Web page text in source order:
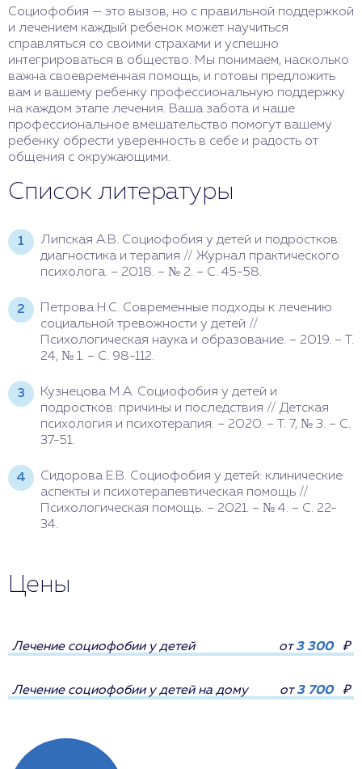
Социофобия — это вызов, но с правильной поддержкой
и лечением каждый ребенок может научиться
справляться со своими страхами и успешно
интегрироваться в общество. Мы понимаем, насколько
важна своевременная помощь, и готовы предложить
вам и вашему ребенку профессиональную поддержку
на каждом этапе лечения. Ваша забота и наше
профессиональное вмешательство помогут вашему
ребенку обрести уверенность в себе и радость от
общения с окружающими.
Список литературы
Липская А.В. Социофобия у детей и подростков:
диагностика и терапия // Журнал практического
психолога. – 2018. – № 2. – С. 45-58.
Петрова Н.С. Современные подходы к лечению
социальной тревожности у детей //
Психологическая наука и образование. – 2019. – Т.
24, № 1. – С. 98-112.
Кузнецова М.А. Социофобия у детей и
подростков: причины и последствия // Детская
психология и психотерапия. – 2020. – Т. 7, № 3. – С.
37-51.
Сидорова Е.В. Социофобия у детей: клинические
аспекты и психотерапевтическая помощь //
Психологическая помощь. – 2021. – № 4. – С. 22-
34.
Цены
Лечение социофобии у детей от3 300 ₽
Лечение социофобии у детей на дому от3 700 ₽